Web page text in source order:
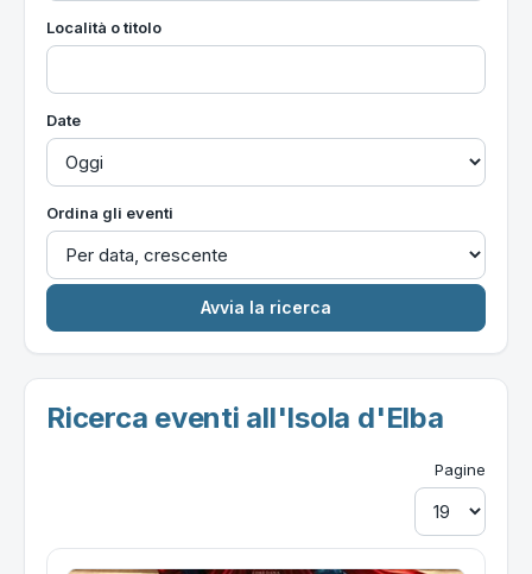
Località o titolo
Date
Ordina gli eventi
Ricerca eventi all'Isola d'Elba
Pagine